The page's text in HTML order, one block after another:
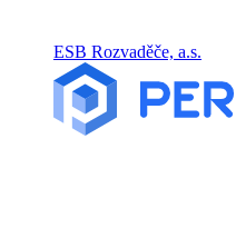
ESB Rozvaděče, a.s.